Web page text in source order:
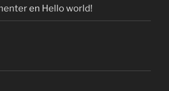
en Hello world!